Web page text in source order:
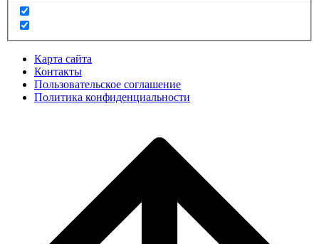
Карта сайта
Контакты
Пользовательское соглашение
Политика конфиденциальности